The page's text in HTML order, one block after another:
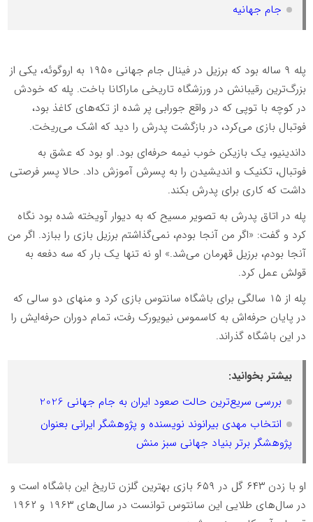
جام جهانیه
پله ۹ ساله بود که برزیل در فینال جام جهانی ۱۹۵۰ به اروگوئه، یکی از
بزرگ‌ترین رقیبانش در ورزشگاه تاریخی ماراکانا باخت. پله که خودش
در کوچه با توپی که در واقع جورابی پر شده از تکه‌های کاغذ بود،
فوتبال بازی می‌کرد، در بازگشت پدرش را دید که اشک می‌ریخت.
داندینیو، یک بازیکن ‌خوب نیمه‌ حرفه‌ای بود. او بود که عشق به
فوتبال، تکنیک و اندیشیدن را به پسرش آموزش داد. حالا پسر فرصتی
داشت که کاری برای پدرش بکند.
پله در اتاق پدرش به تصویر مسیح که به دیوار آویخته شده بود نگاه
کرد و گفت: «اگر من آنجا بودم، نمی‌گذاشتم برزیل بازی را ببازد. اگر من
آنجا بودم، برزیل قهرمان می‌شد.» او نه تنها یک بار که سه دفعه به
قولش عمل کرد.
پله از ۱۵ سالگی برای باشگاه سانتوس بازی کرد و منهای دو سالی که
در پایان حرفه‌اش به کاسموس نیویورک رفت، تمام دوران حرفه‌ایش را
در این باشگاه گذراند.
بیشتر بخوانید:
بررسی سریع‌ترین حالت صعود ایران به جام جهانی 2026
انتخاب مهدی بیرانوند نویسنده و پژوهشگر ایرانی بعنوان
پژوهشگر برتر بنیاد جهانی سبز منش
او با زدن ۶۴۳ گل در ۶۵۹ بازی بهترین گلزن تاریخ این باشگاه است و
در سال‌های طلایی این سانتوس توانست در سال‌های ۱۹۶۳ و ۱۹۶۲